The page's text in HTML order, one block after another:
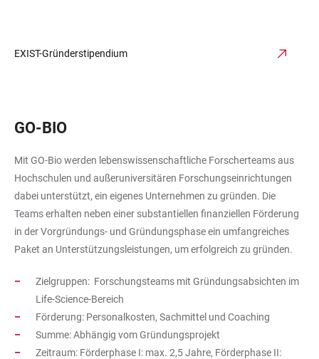
EXIST-Gründerstipendium
GO-BIO
Mit GO-Bio werden lebenswissenschaftliche Forscherteams aus
Hochschulen und außeruniversitären Forschungseinrichtungen
dabei unterstützt, ein eigenes Unternehmen zu gründen. Die
Teams erhalten neben einer substantiellen finanziellen Förderung
in der Vorgründungs- und Gründungsphase ein umfangreiches
Paket an Unterstützungsleistungen, um erfolgreich zu gründen.
Zielgruppen: Forschungsteams mit Gründungsabsichten im
Life-Science-Bereich
Förderung: Personalkosten, Sachmittel und Coaching
Summe: Abhängig vom Gründungsprojekt
Zeitraum: Förderphase I: max. 2,5 Jahre, Förderphase II: